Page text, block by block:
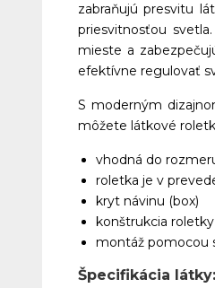
zabraňujú presvitu
priesvitnosťou
mieste a
efektívne regulovať
S moderným
môžete látkové
vhodná do
roletka je v
kryt návinu (box)
konštrukcia
montáž pomocou
Špecifikácia látky: